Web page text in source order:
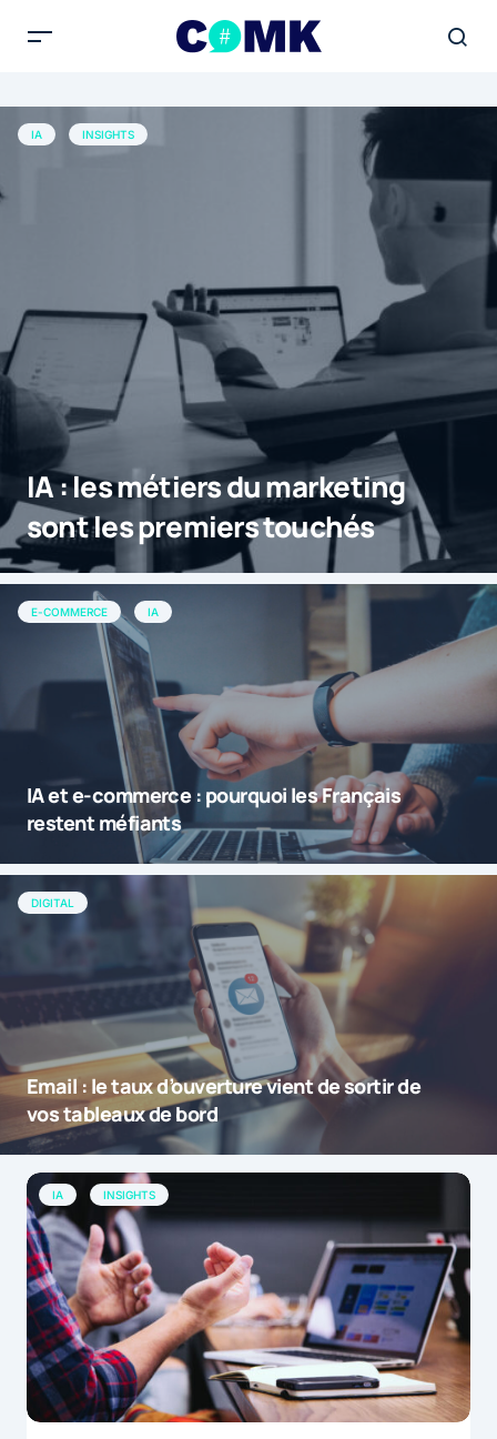
IA INSIGHTS
IA : les métiers du marketing
sont les premiers touchés
E-COMMERCE IA
IA et e-commerce : pourquoi les Français
restent méfiants
DIGITAL
Email : le taux d’ouverture vient de sortir de
vos tableaux de bord
IA INSIGHTS